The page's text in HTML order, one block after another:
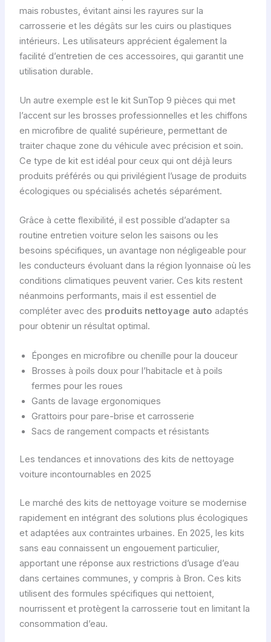
mais robustes, évitant ainsi les rayures sur la
carrosserie et les dégâts sur les cuirs ou plastiques
intérieurs. Les utilisateurs apprécient également la
facilité d’entretien de ces accessoires, qui garantit une
utilisation durable.
Un autre exemple est le kit SunTop 9 pièces qui met
l’accent sur les brosses professionnelles et les chiffons
en microfibre de qualité supérieure, permettant de
traiter chaque zone du véhicule avec précision et soin.
Ce type de kit est idéal pour ceux qui ont déjà leurs
produits préférés ou qui privilégient l’usage de produits
écologiques ou spécialisés achetés séparément.
Grâce à cette flexibilité, il est possible d’adapter sa
routine entretien voiture selon les saisons ou les
besoins spécifiques, un avantage non négligeable pour
les conducteurs évoluant dans la région lyonnaise où les
conditions climatiques peuvent varier. Ces kits restent
néanmoins performants, mais il est essentiel de
compléter avec des produits nettoyage auto adaptés
pour obtenir un résultat optimal.
Éponges en microfibre ou chenille pour la douceur
Brosses à poils doux pour l’habitacle et à poils
fermes pour les roues
Gants de lavage ergonomiques
Grattoirs pour pare-brise et carrosserie
Sacs de rangement compacts et résistants
Les tendances et innovations des kits de nettoyage
voiture incontournables en 2025
Le marché des kits de nettoyage voiture se modernise
rapidement en intégrant des solutions plus écologiques
et adaptées aux contraintes urbaines. En 2025, les kits
sans eau connaissent un engouement particulier,
apportant une réponse aux restrictions d’usage d’eau
dans certaines communes, y compris à Bron. Ces kits
utilisent des formules spécifiques qui nettoient,
nourrissent et protègent la carrosserie tout en limitant la
consommation d’eau.